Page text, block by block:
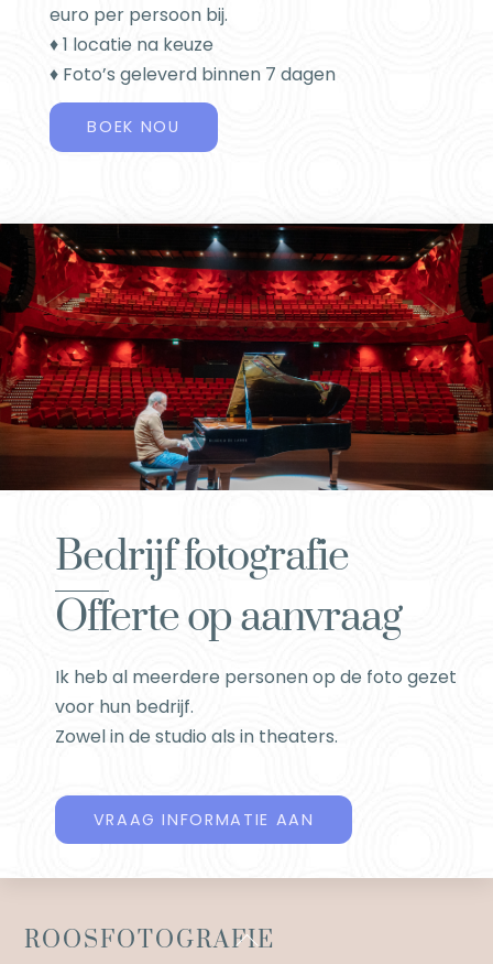
euro per persoon bij.
♦ 1 locatie na keuze
♦ Foto’s geleverd binnen 7 dagen
BOEK NOU
Bedrijf fotografie
Offerte op aanvraag
Ik heb al meerdere personen op de foto gezet
voor hun bedrijf.
Zowel in de studio als in theaters.
VRAAG INFORMATIE AAN
Back
ROOSFOTOGRAFIE